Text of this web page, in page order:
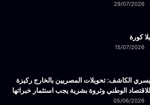
29/07/2026
يلا كورة
15/07/2026
يسري الكاشف: تحويلات المصريين بالخارج ركيزة
للاقتصاد الوطني وثروة بشرية يجب استثمار خبراتها
05/06/2026